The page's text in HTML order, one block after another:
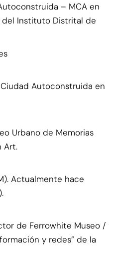
– MCA en
del Instituto Distrital de
Autoconstruida en
Urbano de Memorias
Art.
Actualmente hace
de Ferrowhite Museo /
y redes” de la